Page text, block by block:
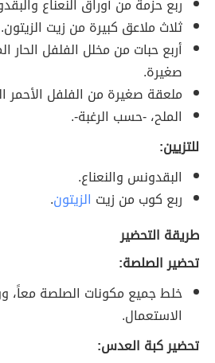
ربع حزمة من أوراق النعناع
ثلاث ملاعق كبيرة من زيت الزيتون.
أربع حبات من مخلل الفلفل
صغيرة.
ملعقة صغيرة من الفلفل الأحمر
الملح، -حسب الرغبة-.
للتزيين:
البقدونس والنعناع.
ربع كوب من زيت الزيتون.
طريقة التحضير
تحضير الصلصة:
خلط جميع مكونات الصلصة معاً،
الاستعمال.
تحضير كبة العدس: